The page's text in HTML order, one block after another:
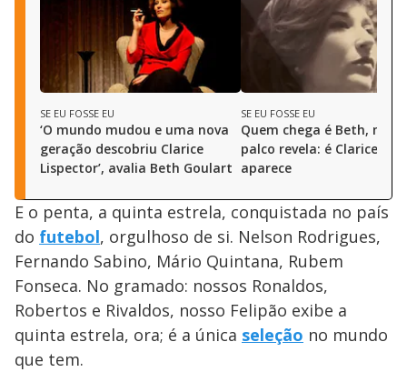
SE EU FOSSE EU
‘O mundo mudou e uma nova
geração descobriu Clarice
Lispector’, avalia Beth Goulart
SE EU FOSSE EU
Quem chega é Beth, mas
palco revela: é Clarice
aparece
E o penta, a quinta estrela, conquistada no país
do futebol, orgulhoso de si. Nelson Rodrigues,
Fernando Sabino, Mário Quintana, Rubem
Fonseca. No gramado: nossos Ronaldos,
Robertos e Rivaldos, nosso Felipão exibe a
quinta estrela, ora; é a única seleção no mundo
que tem.